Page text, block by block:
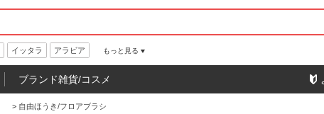
イッタラ アラビア もっと見る
ブランド雑貨/コスメ
> 自由ほうき/フロアブラシ